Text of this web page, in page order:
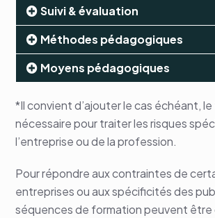
Suivi & évaluation
Méthodes pédagogiques
Moyens pédagogiques
*Il convient d’ajouter le cas échéant,
nécessaire pour traiter les risques
l’entreprise ou de la profession.
Pour répondre aux contraintes de
entreprises ou aux spécificités des
séquences de formation peuvent être